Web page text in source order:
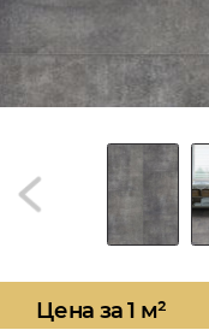
Цена за 1 м²